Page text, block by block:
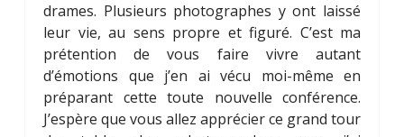
drames. Plusieurs photographes y ont laissé
leur vie, au sens propre et figuré. C’est ma
prétention de vous faire vivre autant
d’émotions que j’en ai vécu moi-même en
préparant cette toute nouvelle conférence.
J’espère que vous allez apprécier ce grand tour